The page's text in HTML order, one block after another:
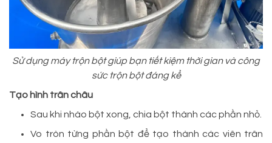
Sử dụng máy trộn bột giúp bạn tiết kiệm thời gian và công
sức trộn bột đáng kể
Tạo hình trân châu
Sau khi nhào bột xong, chia bột thành các phần nhỏ.
Vo tròn từng phần bột để tạo thành các viên trân